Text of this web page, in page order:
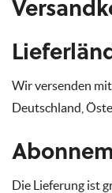
Wir versenden
Deutschland,
Die Lieferung ist